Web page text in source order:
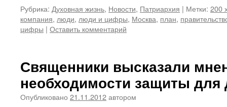
Рубрика: Духовная жизнь, Новости, Патриархия | Метки: 200
компания, люди, люди и цифры, Москва, план,
цифры | Оставить комментарий
Священники высказали
необходимости защиты для
Опубликовано 21.11.2012автором